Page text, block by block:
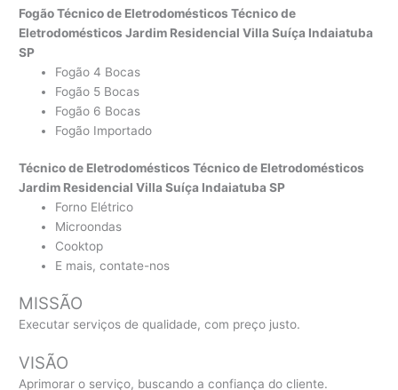
Fogão Técnico de Eletrodomésticos Técnico de
Eletrodomésticos Jardim Residencial Villa Suíça Indaiatuba
SP
Fogão 4 Bocas
Fogão 5 Bocas
Fogão 6 Bocas
Fogão Importado
Técnico de Eletrodomésticos Técnico de Eletrodomésticos
Jardim Residencial Villa Suíça Indaiatuba SP
Forno Elétrico
Microondas
Cooktop
E mais, contate-nos
MISSÃO
Executar serviços de qualidade, com preço justo.
VISÃO
Aprimorar o serviço, buscando a confiança do cliente.